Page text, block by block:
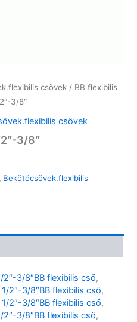
csövek / BB flexibilis
3/8″
csövek
3/8″
, Bekötőcsövek.flexibilis
2″-3/8″BB flexibilis cső,
2″-3/8″BB flexibilis cső,
2″-3/8″BB flexibilis cső,
2″-3/8″BB flexibilis cső,